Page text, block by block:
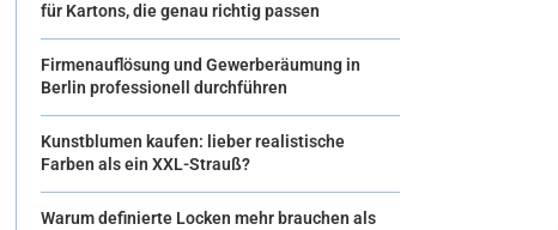
für Kartons, die genau richtig passen
Firmenauflösung und Gewerberäumung in
Berlin professionell durchführen
Kunstblumen kaufen: lieber realistische
Farben als ein XXL-Strauß?
Warum definierte Locken mehr brauchen als